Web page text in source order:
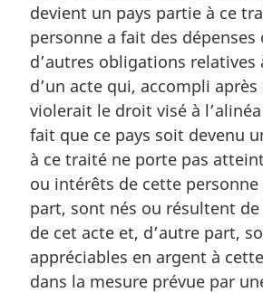
a
l
e
:
devient un pays partie à ce
personne a fait des
d’autres obligations relatives
d’un acte qui, accompli
violerait le droit visé à l’alinéa
fait que ce pays soit devenu
à ce traité ne porte pas
ou intérêts de cette personne
part, sont nés ou résultent de
de cet acte et, d’autre part,
appréciables en argent à
dans la mesure prévue par